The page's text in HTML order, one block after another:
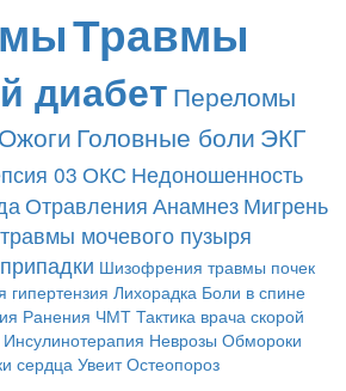
Травмы
диабет Переломы
Ожоги Головные боли ЭКГ
03 ОКС Недоношенность
Отравления Анамнез Мигрень
травмы мочевого пузыря
Шизофрения травмы почек
гипертензия Лихорадка Боли в спине
Ранения ЧМТ Тактика врача скорой
Инсулинотерапия Неврозы Обмороки
сердцаУвеит Остеопороз